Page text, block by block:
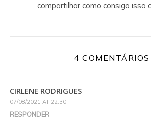
compartilhar como consigo isso
4 COMENTÁRIOS
CIRLENE RODRIGUES
07/08/2021 AT 22:30
RESPONDER